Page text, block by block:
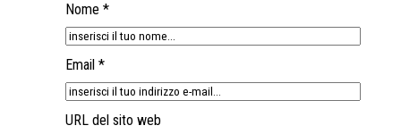
Nome *
Email *
URL del sito web